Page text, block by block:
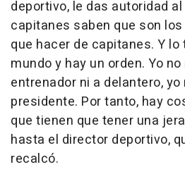
deportivo, le das autoridad
capitanes saben que son
que hacer de capitanes. Y
mundo y hay un orden. Yo
entrenador ni a delantero,
presidente. Por tanto, hay
que tienen que tener una
hasta el director deportivo,
recalcó.